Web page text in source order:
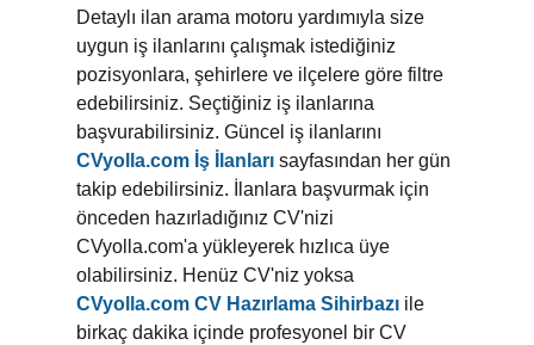
Detaylı ilan arama motoru yardımıyla size
uygun iş ilanlarını çalışmak istediğiniz
pozisyonlara, şehirlere ve ilçelere göre filtre
edebilirsiniz. Seçtiğiniz iş ilanlarına
başvurabilirsiniz. Güncel iş ilanlarını
CVyolla.com İş İlanları sayfasından her gün
takip edebilirsiniz. İlanlara başvurmak için
önceden hazırladığınız CV'nizi
CVyolla.com'a yükleyerek hızlıca üye
olabilirsiniz. Henüz CV'niz yoksa
CVyolla.com CV Hazırlama Sihirbazı ile
birkaç dakika içinde profesyonel bir CV